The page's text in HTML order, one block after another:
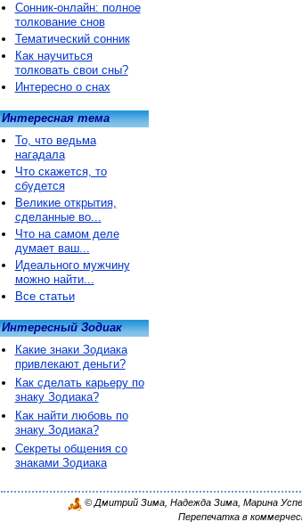
Сонник-онлайн: полное
толкование снов
Тематический сонник
Как научиться
толковать свои сны?
Интересно о снах
Интересная тема
То, что ведьма
нагадала
Что скажется, то
сбудется
Великие открытия,
сделанные во...
Что на самом деле
думает ваш...
Идеального мужчину
можно найти...
Все статьи
Интересный Зодиак
Какие знаки Зодиака
привлекают деньги?
Как сделать карьеру по
знаку Зодиака?
Как найти любовь по
знаку Зодиака?
Секреты общения со
знаками Зодиака
© Дмитрий Зима, Надежда Зима, Марина
Перепечатка в